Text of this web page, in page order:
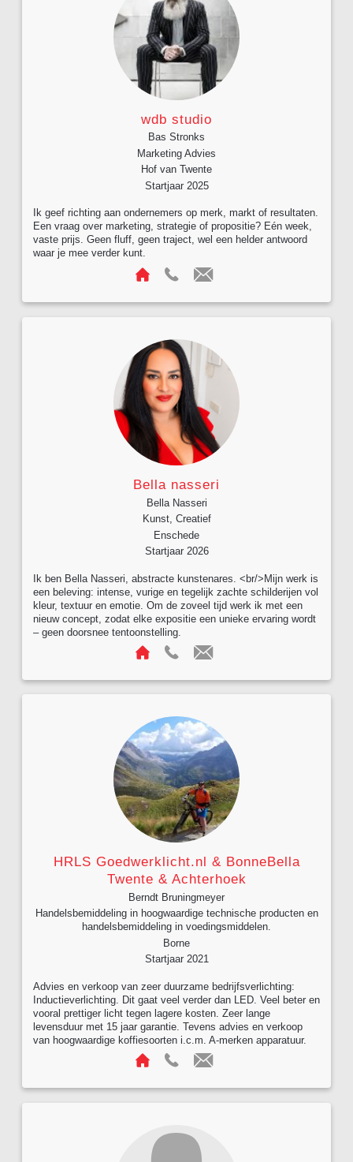
wdb studio
Bas Stronks
Marketing Advies
Hof van Twente
Startjaar 2025
Ik geef richting aan ondernemers op merk, markt of resultaten.
Een vraag over marketing, strategie of propositie? Eén week,
vaste prijs. Geen fluff, geen traject, wel een helder antwoord
waar je mee verder kunt.
Bella nasseri
Bella Nasseri
Kunst, Creatief
Enschede
Startjaar 2026
Ik ben Bella Nasseri, abstracte kunstenares. <br/>Mijn werk is
een beleving: intense, vurige en tegelijk zachte schilderijen vol
kleur, textuur en emotie. Om de zoveel tijd werk ik met een
nieuw concept, zodat elke expositie een unieke ervaring wordt
– geen doorsnee tentoonstelling.
HRLS Goedwerklicht.nl & BonneBella
Twente & Achterhoek
Berndt Bruningmeyer
Handelsbemiddeling in hoogwaardige technische producten en
handelsbemiddeling in voedingsmiddelen.
Borne
Startjaar 2021
Advies en verkoop van zeer duurzame bedrijfsverlichting:
Inductieverlichting. Dit gaat veel verder dan LED. Veel beter en
vooral prettiger licht tegen lagere kosten. Zeer lange
levensduur met 15 jaar garantie. Tevens advies en verkoop
van hoogwaardige koffiesoorten i.c.m. A-merken apparatuur.